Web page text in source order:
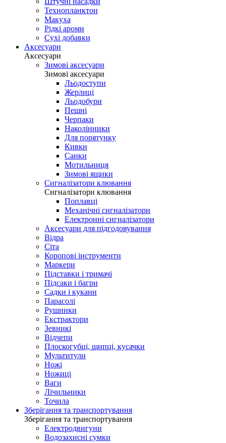
Технопланктон
Макуха
Рідкі ароми
Сухі добавки
Аксесуари
Аксесуари
Зимові аксесуари
Зимові аксесуари
Льодоступи
Жерлиці
Льодобури
Пешні
Черпаки
Наколінники
Для порятунку
Кивки
Санки
Мотильниця
Зимові ящики
Сигналізатори клювання
Сигналізатори клювання
Поплавці
Механічні сигналізатори
Електронні сигналізатори
Аксесуари для підгодовування
Відра
Сіта
Коропові інструменти
Маркери
Підставки і тримачі
Підсаки і багри
Садки і кукани
Парасолі
Рушники
Екстрактори
Зевникі
Відчепи
Плоскогубці, щипці, кусачки
Мультитули
Ножі
Ножиці
Ваги
Лічильники
Точила
Зберігання та транспортування
Зберігання та транспортування
Електродвигуни
Водозахисні сумки